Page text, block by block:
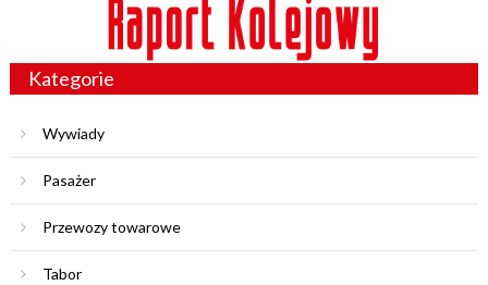
Kategorie
Wywiady
Pasażer
Przewozy towarowe
Tabor